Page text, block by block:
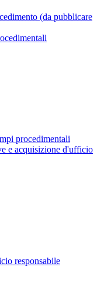
(da pubblicare
procedimentali
e acquisizione d'ufficio
responsabile